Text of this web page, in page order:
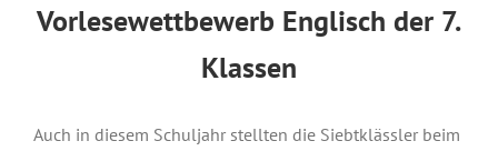
Vorlesewettbewerb Englisch der 7.
Klassen
Auch in diesem Schuljahr stellten die Siebtklässler beim